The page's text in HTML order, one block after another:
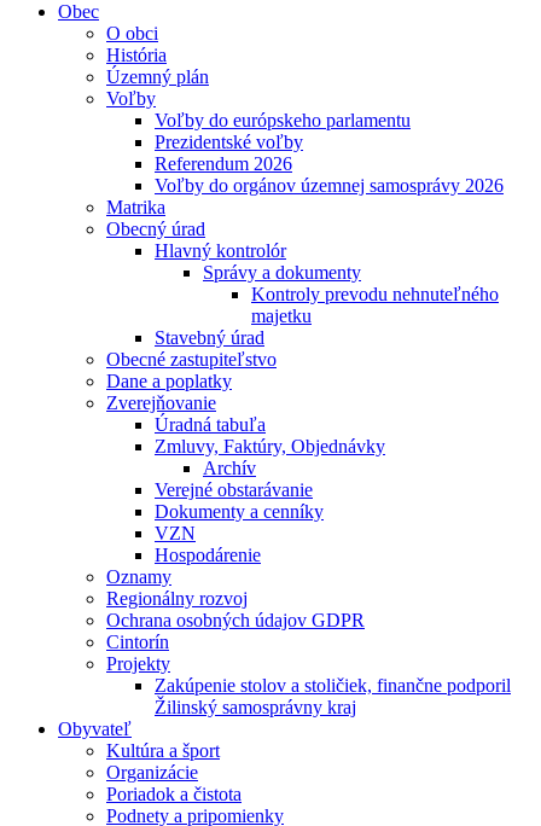
Obec
O obci
História
Územný plán
Voľby
Voľby do európskeho parlamentu
Prezidentské voľby
Referendum 2026
Voľby do orgánov územnej samosprávy 2026
Matrika
Obecný úrad
Hlavný kontrolór
Správy a dokumenty
Kontroly prevodu nehnuteľného
majetku
Stavebný úrad
Obecné zastupiteľstvo
Dane a poplatky
Zverejňovanie
Úradná tabuľa
Zmluvy, Faktúry, Objednávky
Archív
Verejné obstarávanie
Dokumenty a cenníky
VZN
Hospodárenie
Oznamy
Regionálny rozvoj
Ochrana osobných údajov GDPR
Cintorín
Projekty
Zakúpenie stolov a stoličiek, finančne podporil
Žilinský samosprávny kraj
Obyvateľ
Kultúra a šport
Organizácie
Poriadok a čistota
Podnety a pripomienky